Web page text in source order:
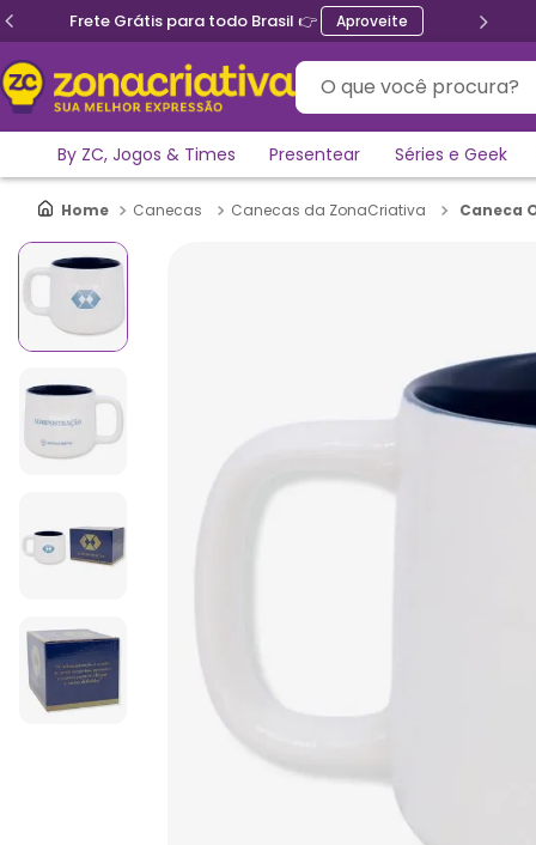
Frete Grátis para todo Brasil 👉 Aproveite
O que você procura?
By ZC, Jogos & Times Presentear Séries e Geek
Canecas Canecas da ZonaCriativa Caneca